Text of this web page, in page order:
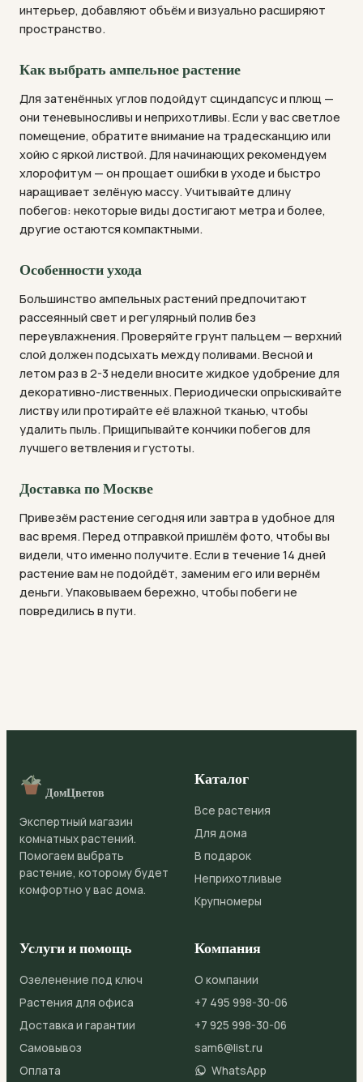
интерьер, добавляют объём и визуально расширяют
пространство.
Как выбрать ампельное растение
Для затенённых углов подойдут сциндапсус и плющ —
они теневыносливы и неприхотливы. Если у вас светлое
помещение, обратите внимание на традесканцию или
хойю с яркой листвой. Для начинающих рекомендуем
хлорофитум — он прощает ошибки в уходе и быстро
наращивает зелёную массу. Учитывайте длину
побегов: некоторые виды достигают метра и более,
другие остаются компактными.
Особенности ухода
Большинство ампельных растений предпочитают
рассеянный свет и регулярный полив без
переувлажнения. Проверяйте грунт пальцем — верхний
слой должен подсыхать между поливами. Весной и
летом раз в 2-3 недели вносите жидкое удобрение для
декоративно-лиственных. Периодически опрыскивайте
листву или протирайте её влажной тканью, чтобы
удалить пыль. Прищипывайте кончики побегов для
лучшего ветвления и густоты.
Доставка по Москве
Привезём растение сегодня или завтра в удобное для
вас время. Перед отправкой пришлём фото, чтобы вы
видели, что именно получите. Если в течение 14 дней
растение вам не подойдёт, заменим его или вернём
деньги. Упаковываем бережно, чтобы побеги не
повредились в пути.
ДомЦветов
Экспертный магазин
комнатных растений.
Помогаем выбрать
растение, которому будет
комфортно у вас дома.
Каталог
Все растения
Для дома
В подарок
Неприхотливые
Крупномеры
Услуги и помощь
Озеленение под ключ
Растения для офиса
Доставка и гарантии
Самовывоз
Оплата
Компания
О компании
+7 495 998-30-06
+7 925 998-30-06
sam6@list.ru
WhatsApp